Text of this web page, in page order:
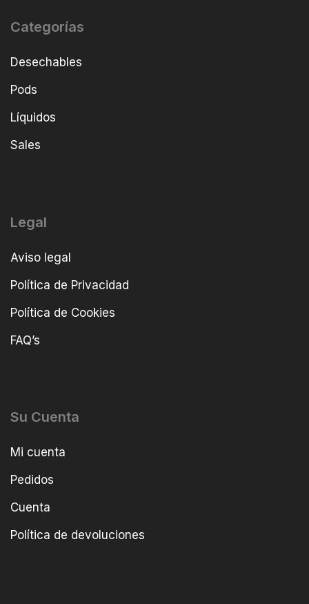
Categorías
Desechables
Pods
Líquidos
Sales
Legal
Aviso legal
Política de Privacidad
Política de Cookies
FAQ’s
Su Cuenta
Mi cuenta
Pedidos
Cuenta
Política de devoluciones